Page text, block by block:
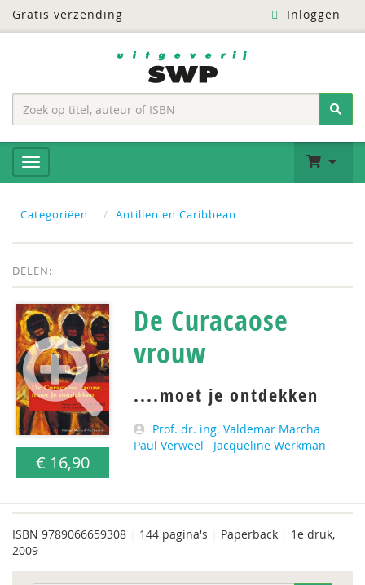
Gratis verzending Inloggen
Categoriëen Antillen en Caribbean
DELEN:
€ 16,90
De Curacaose
vrouw
....moet je ontdekken
Prof. dr. ing. Valdemar Marcha
Paul Verweel
Jacqueline Werkman
ISBN 9789066659308 144 pagina's Paperback
1e druk,
2009